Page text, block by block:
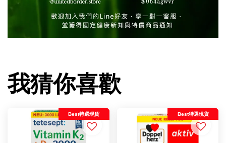
我猜你喜歡
Best特選現貨 Best特選現貨